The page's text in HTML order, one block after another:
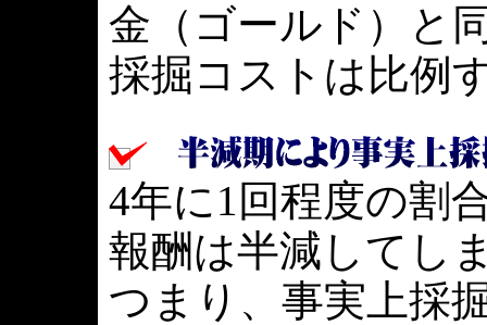
金（ゴールド）と
採掘コストは比例
4年に1回程度の割
報酬は半減してし
つまり、事実上採